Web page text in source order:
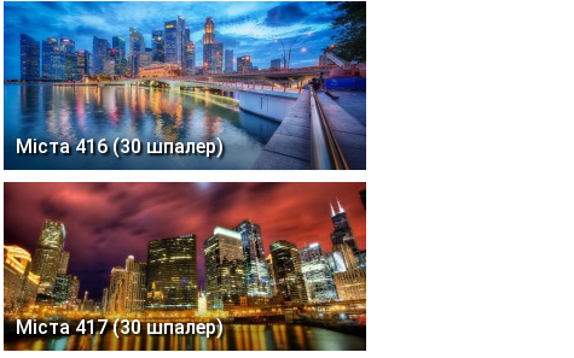
Міста 416 (30 шпалер)
Міста 417 (30 шпалер)